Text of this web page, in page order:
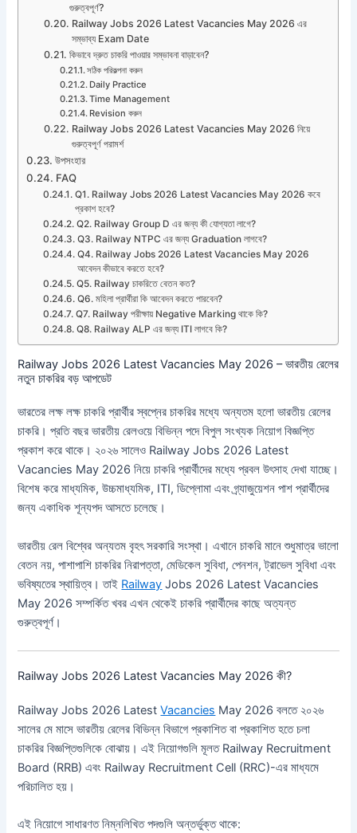
গুরুত্বপূর্ণ?
Railway Jobs 2026 Latest Vacancies May 2026 এর
সম্ভাব্য Exam Date
কিভাবে দ্রুত চাকরি পাওয়ার সম্ভাবনা বাড়াবেন?
সঠিক পরিকল্পনা করুন
Daily Practice
Time Management
Revision করুন
Railway Jobs 2026 Latest Vacancies May 2026 নিয়ে
গুরুত্বপূর্ণ পরামর্শ
উপসংহার
FAQ
Q1. Railway Jobs 2026 Latest Vacancies May 2026 কবে
প্রকাশ হবে?
Q2. Railway Group D এর জন্য কী যোগ্যতা লাগে?
Q3. Railway NTPC এর জন্য Graduation লাগবে?
Q4. Railway Jobs 2026 Latest Vacancies May 2026
আবেদন কীভাবে করতে হবে?
Q5. Railway চাকরিতে বেতন কত?
Q6. মহিলা প্রার্থীরা কি আবেদন করতে পারবেন?
Q7. Railway পরীক্ষায় Negative Marking থাকে কি?
Q8. Railway ALP এর জন্য ITI লাগবে কি?
Railway Jobs 2026 Latest Vacancies May 2026 – ভারতীয় রেলের
নতুন চাকরির বড় আপডেট
ভারতের লক্ষ লক্ষ চাকরি প্রার্থীর স্বপ্নের চাকরির মধ্যে অন্যতম হলো ভারতীয় রেলের
চাকরি। প্রতি বছর ভারতীয় রেলওয়ে বিভিন্ন পদে বিপুল সংখ্যক নিয়োগ বিজ্ঞপ্তি
প্রকাশ করে থাকে। ২০২৬ সালেও Railway Jobs 2026 Latest
Vacancies May 2026 নিয়ে চাকরি প্রার্থীদের মধ্যে প্রবল উৎসাহ দেখা যাচ্ছে।
বিশেষ করে মাধ্যমিক, উচ্চমাধ্যমিক, ITI, ডিপ্লোমা এবং গ্র্যাজুয়েশন পাশ প্রার্থীদের
জন্য একাধিক শূন্যপদ আসতে চলেছে।
ভারতীয় রেল বিশ্বের অন্যতম বৃহৎ সরকারি সংস্থা। এখানে চাকরি মানে শুধুমাত্র ভালো
বেতন নয়, পাশাপাশি চাকরির নিরাপত্তা, মেডিকেল সুবিধা, পেনশন, ট্রাভেল সুবিধা এবং
ভবিষ্যতের স্থায়িত্ব। তাই Railway Jobs 2026 Latest Vacancies
May 2026 সম্পর্কিত খবর এখন থেকেই চাকরি প্রার্থীদের কাছে অত্যন্ত
গুরুত্বপূর্ণ।
Railway Jobs 2026 Latest Vacancies May 2026 কী?
Railway Jobs 2026 LatestVacancies May 2026 বলতে ২০২৬
সালের মে মাসে ভারতীয় রেলের বিভিন্ন বিভাগে প্রকাশিত বা প্রকাশিত হতে চলা
চাকরির বিজ্ঞপ্তিগুলিকে বোঝায়। এই নিয়োগগুলি মূলত Railway Recruitment
Board (RRB) এবং Railway Recruitment Cell (RRC)-এর মাধ্যমে
পরিচালিত হয়।
এই নিয়োগে সাধারণত নিম্নলিখিত পদগুলি অন্তর্ভুক্ত থাকে: